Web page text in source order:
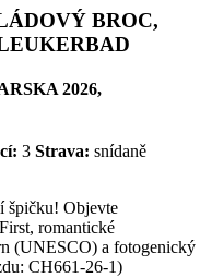
BROC,
2026,
3 Strava: snídaně
špičku! Objevte
romantické
(UNESCO) a fotogenický
CH661-26-1)